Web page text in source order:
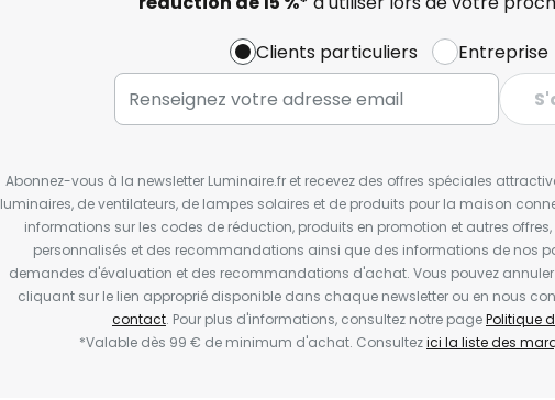
Clients particuliers
Entreprise
Abonnez-vous à la newsletter Luminaire.fr et recevez des offres spéciales
luminaires, de ventilateurs, de lampes solaires et de produits pour la maison
informations sur les codes de réduction, produits en promotion et autres
personnalisés et des recommandations ainsi que des informations de nos
demandes d'évaluation et des recommandations d'achat. Vous pouvez
cliquant sur le lien approprié disponible dans chaque newsletter ou en nous
contact. Pour plus d'informations, consultez notre pagePolitique
*Valable dès 99 € de minimum d'achat. Consultezici la liste des